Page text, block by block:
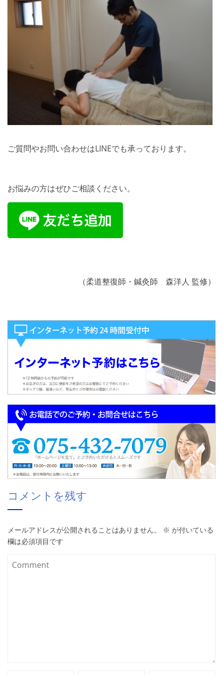
ご質問やお問い合わせはLINEでも承っております。
お悩みの方はぜひご相談ください。
（柔道整復師・鍼灸師 森洋人 監修）
コメントを残す
メールアドレスが公開されることはありません。 ※ が付いている
欄は必須項目です